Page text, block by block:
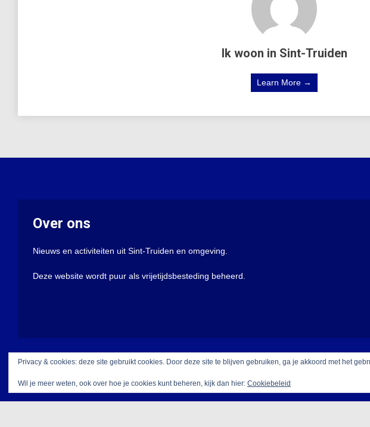
Ik woon in Sint-Truiden
Learn More →
Over ons
Nieuws en activiteiten uit Sint-Truiden en omgeving.
Deze website wordt puur als vrijetijdsbesteding beheerd.
Privacy & cookies: deze site gebruikt cookies. Door deze site te blijven gebruiken, ga je akkoord met het
Wil je meer weten, ook over hoe je cookies kunt beheren, kijk dan hier: Cookiebeleid